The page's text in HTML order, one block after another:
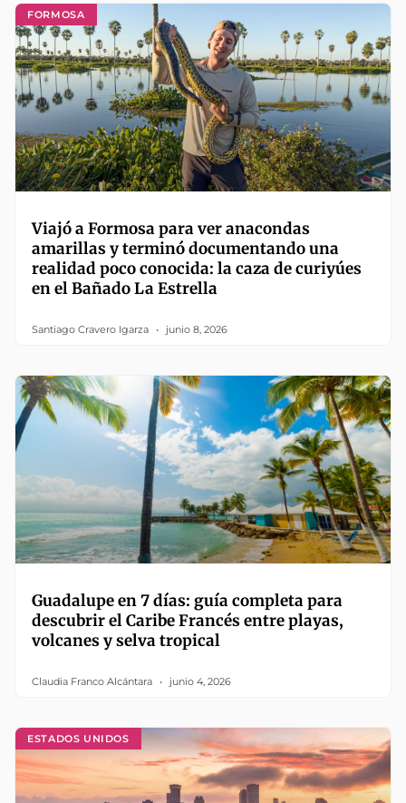
FORMOSA
Viajó a Formosa para ver anacondas
amarillas y terminó documentando una
realidad poco conocida: la caza de curiyúes
en el Bañado La Estrella
Santiago Cravero Igarza junio 8, 2026
Guadalupe en 7 días: guía completa para
descubrir el Caribe Francés entre playas,
volcanes y selva tropical
Claudia Franco Alcántara junio 4, 2026
ESTADOS UNIDOS